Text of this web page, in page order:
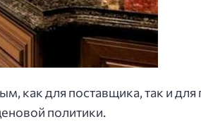
как для поставщика, так и для
политики.